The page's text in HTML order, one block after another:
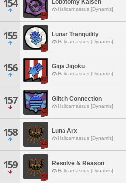
154 Lobotomy Kaisen
Halicarnassus [Dynamis]
155 Lunar Tranquility
Halicarnassus [Dynamis]
156 Giga Jigoku
Halicarnassus [Dynamis]
157 Glitch Connection
Halicarnassus [Dynamis]
158 Luna Arx
Halicarnassus [Dynamis]
159 Resolve & Reason
Halicarnassus [Dynamis]